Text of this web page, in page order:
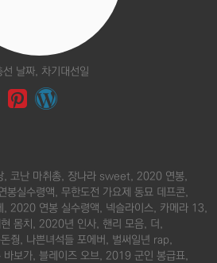
날짜, 차기대선일
코난 마취총 장나라 sweet
2020 연봉
봉실수령액
무한도전 가요제 동묘 데프콘
2020 연봉 실수령액 넥슬라이스 카메라 13
몸치 2020년 인사 핸리 모음 더
줭 나쁜녀석들 포에버
벌써일년 rap
바보가 블레이즈 오브 2019 군인 봉급표